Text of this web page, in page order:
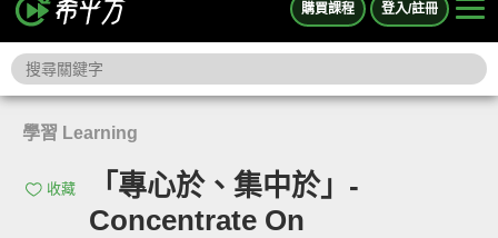
購買課程 登入/註冊
學習 Learning
收藏
「專心於、集中於」-
Concentrate On